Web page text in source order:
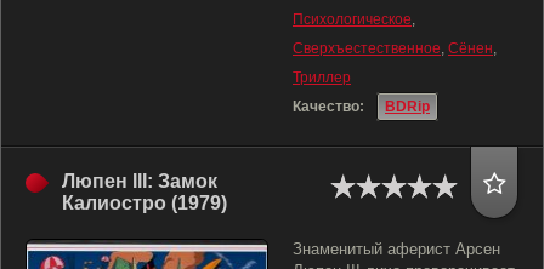
Психологическое,
Сверхъестественное, Сёнен,
Триллер
Качество:
BDRip
Люпен III: Замок
Калиостро (1979)
Знаменитый аферист Арсен